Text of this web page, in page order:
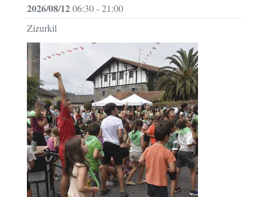
2026/08/1206:30 - 21:00
Zizurkil